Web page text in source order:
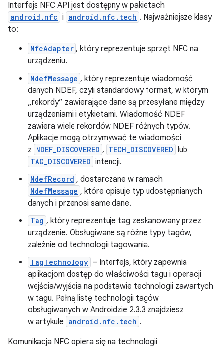
Interfejs NFC API jest dostępny w pakietach
android.nfc i android.nfc.tech . Najważniejsze klasy
to:
NfcAdapter , który reprezentuje sprzęt NFC na
urządzeniu.
NdefMessage , który reprezentuje wiadomość
danych NDEF, czyli standardowy format, w którym
„rekordy” zawierające dane są przesyłane między
urządzeniami i etykietami. Wiadomość NDEF
zawiera wiele rekordów NDEF różnych typów.
Aplikacje mogą otrzymywać te wiadomości
z NDEF_DISCOVERED , TECH_DISCOVERED lub
TAG_DISCOVERED intencji.
NdefRecord , dostarczane w ramach
NdefMessage , które opisuje typ udostępnianych
danych i przenosi same dane.
Tag , który reprezentuje tag zeskanowany przez
urządzenie. Obsługiwane są różne typy tagów,
zależnie od technologii tagowania.
TagTechnology – interfejs, który zapewnia
aplikacjom dostęp do właściwości tagu i operacji
wejścia/wyjścia na podstawie technologii zawartych
w tagu. Pełną listę technologii tagów
obsługiwanych w Androidzie 2.3.3 znajdziesz
w artykule android.nfc.tech .
Komunikacja NFC opiera się na technologii